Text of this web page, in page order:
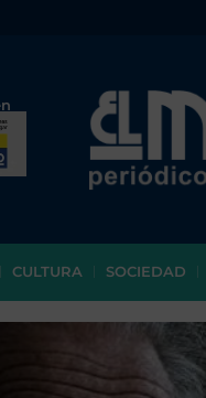
CULTURA SOCIEDAD